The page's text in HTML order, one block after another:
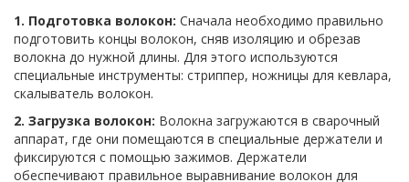
1. Подготовка волокон: Сначала необходимо правильно
подготовить концы волокон, сняв изоляцию и обрезав
волокна до нужной длины. Для этого используются
специальные инструменты: стриппер, ножницы для кевлара,
скалыватель волокон.
2. Загрузка волокон: Волокна загружаются в сварочный
аппарат, где они помещаются в специальные держатели и
фиксируются с помощью зажимов. Держатели
обеспечивают правильное выравнивание волокон для